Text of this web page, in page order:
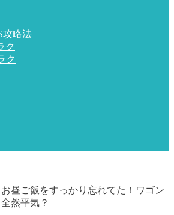
攻略法
ク
ク
お昼ご飯をすっかり忘れてた！ワゴン
然平気？